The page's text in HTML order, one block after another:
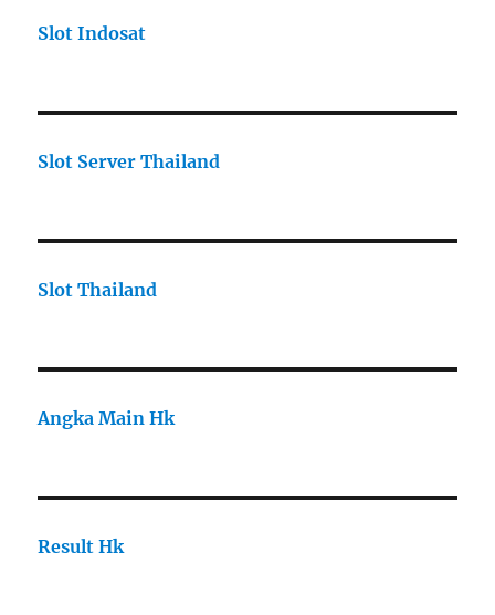
Slot Indosat
Slot Server Thailand
Slot Thailand
Angka Main Hk
Result Hk